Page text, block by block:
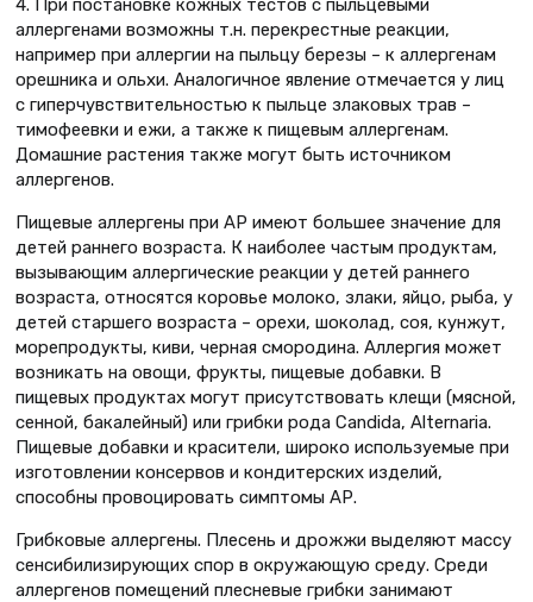
4. При постановке кожных тестов с пыльцевыми
аллергенами возможны т.н. перекрестные реакции,
например при аллергии на пыльцу березы – к аллергенам
орешника и ольхи. Аналогичное явление отмечается у лиц
с гиперчувствительностью к пыльце злаковых трав –
тимофеевки и ежи, а также к пищевым аллергенам.
Домашние растения также могут быть источником
аллергенов.
Пищевые аллергены при АР имеют большее значение для
детей раннего возраста. К наиболее частым продуктам,
вызывающим аллергические реакции у детей раннего
возраста, относятся коровье молоко, злаки, яйцо, рыба, у
детей старшего возраста – орехи, шоколад, соя, кунжут,
морепродукты, киви, черная смородина. Аллергия может
возникать на овощи, фрукты, пищевые добавки. В
пищевых продуктах могут присутствовать клещи (мясной,
сенной, бакалейный) или грибки рода Candida, Alternaria.
Пищевые добавки и красители, широко используемые при
изготовлении консервов и кондитерских изделий,
способны провоцировать симптомы АР.
Грибковые аллергены. Плесень и дрожжи выделяют массу
сенсибилизирующих спор в окружающую среду. Среди
аллергенов помещений плесневые грибки занимают